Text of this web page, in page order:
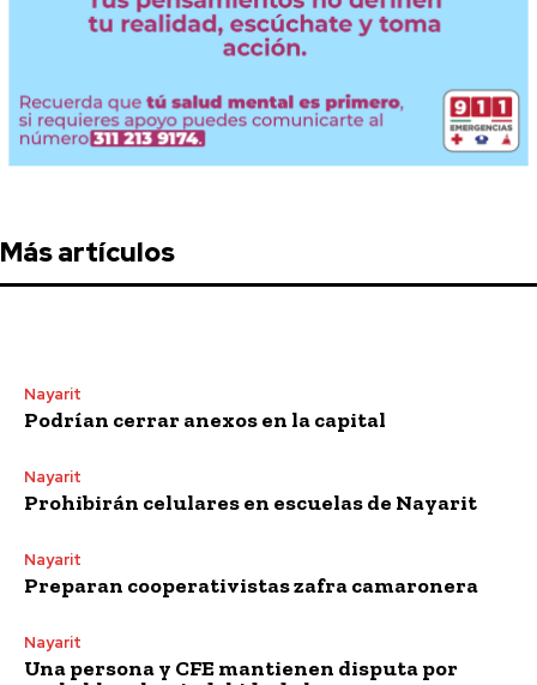
Más artículos
Nayarit
Podrían cerrar anexos en la capital
Nayarit
Prohibirán celulares en escuelas de Nayarit
Nayarit
Preparan cooperativistas zafra camaronera
Nayarit
Una persona y CFE mantienen disputa por